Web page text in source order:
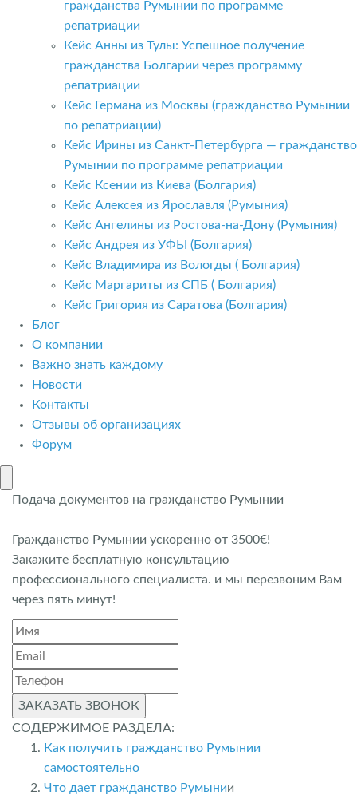
гражданства Румынии по программе
репатриации
Кейс Анны из Тулы: Успешное получение
гражданства Болгарии через программу
репатриации
Кейс Германа из Москвы (гражданство Румынии
по репатриации)
Кейс Ирины из Санкт-Петербурга — гражданство
Румынии по программе репатриации
Кейс Ксении из Киева (Болгария)
Кейс Алексея из Ярославля (Румыния)
Кейс Ангелины из Ростова-на-Дону (Румыния)
Кейс Андрея из УФЫ (Болгария)
Кейс Владимира из Вологды ( Болгария)
Кейс Маргариты из СПБ ( Болгария)
Кейс Григория из Саратова (Болгария)
Блог
О компании
Важно знать каждому
Новости
Контакты
Отзывы об организациях
Форум
Подача документов на гражданство Румынии
Гражданство Румынии ускоренно от 3500€!
Закажите бесплатную консультацию
профессионального специалиста. и мы перезвоним Вам
через пять минут!
ЗАКАЗАТЬ ЗВОНОК
СОДЕРЖИМОЕ РАЗДЕЛА:
Как получить гражданство Румынии
самостоятельно
Что дает гражданство Румынии